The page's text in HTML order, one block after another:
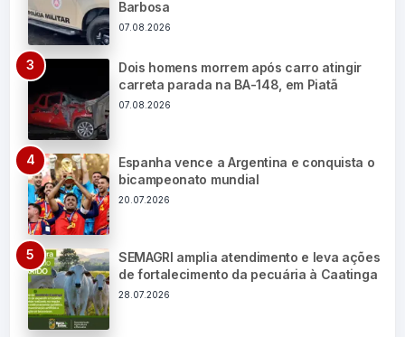
Barbosa
07.08.2026
Dois homens morrem após carro atingir
carreta parada na BA-148, em Piatã
07.08.2026
Espanha vence a Argentina e conquista o
bicampeonato mundial
20.07.2026
SEMAGRI amplia atendimento e leva ações
de fortalecimento da pecuária à Caatinga
28.07.2026